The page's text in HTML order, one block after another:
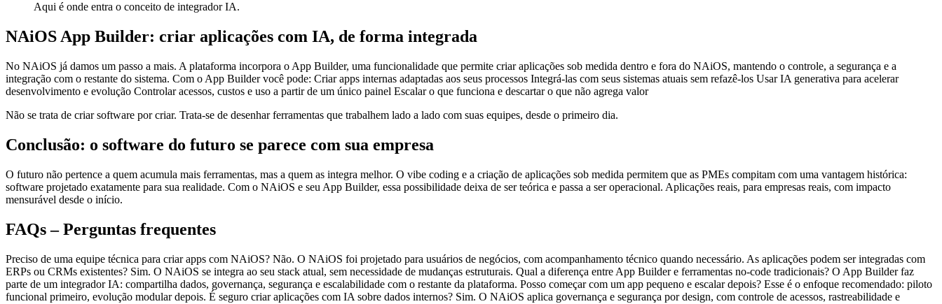
Aqui é onde entra o conceito de integrador IA.
NAiOS App Builder: criar aplicações com IA, de forma integrada
No NAiOS já damos um passo a mais. A plataforma incorpora o App Builder, uma funcionalidade que permite criar aplicações sob medida dentro e fora do NAiOS, mantendo o controle, a segurança e a
integração com o restante do sistema. Com o App Builder você pode: Criar apps internas adaptadas aos seus processos Integrá-las com seus sistemas atuais sem refazê-los Usar IA generativa para acelerar
desenvolvimento e evolução Controlar acessos, custos e uso a partir de um único painel Escalar o que funciona e descartar o que não agrega valor
Não se trata de criar software por criar. Trata-se de desenhar ferramentas que trabalhem lado a lado com suas equipes, desde o primeiro dia.
Conclusão: o software do futuro se parece com sua empresa
O futuro não pertence a quem acumula mais ferramentas, mas a quem as integra melhor. O vibe coding e a criação de aplicações sob medida permitem que as PMEs compitam com uma vantagem histórica:
software projetado exatamente para sua realidade. Com o NAiOS e seu App Builder, essa possibilidade deixa de ser teórica e passa a ser operacional. Aplicações reais, para empresas reais, com impacto
mensurável desde o início.
FAQs – Perguntas frequentes
Preciso de uma equipe técnica para criar apps com NAiOS? Não. O NAiOS foi projetado para usuários de negócios, com acompanhamento técnico quando necessário. As aplicações podem ser integradas com
ERPs ou CRMs existentes? Sim. O NAiOS se integra ao seu stack atual, sem necessidade de mudanças estruturais. Qual a diferença entre App Builder e ferramentas no-code tradicionais? O App Builder faz
parte de um integrador IA: compartilha dados, governança, segurança e escalabilidade com o restante da plataforma. Posso começar com um app pequeno e escalar depois? Esse é o enfoque recomendado: piloto
funcional primeiro, evolução modular depois. É seguro criar aplicações com IA sobre dados internos? Sim. O NAiOS aplica governança e segurança por design, com controle de acessos, rastreabilidade e